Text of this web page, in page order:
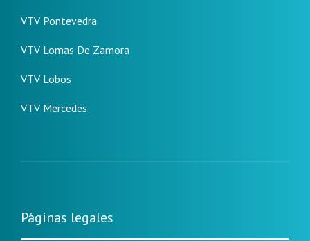
VTV Pontevedra
VTV Lomas De Zamora
VTV Lobos
VTV Mercedes
Páginas legales